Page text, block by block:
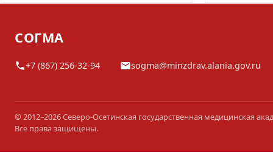
СОГМА
+7 (867) 256-32-94 sogma@minzdrav.alania.gov.ru
© 2012–2026 Северо-Осетинская государственная медицинская
Все права защищены.